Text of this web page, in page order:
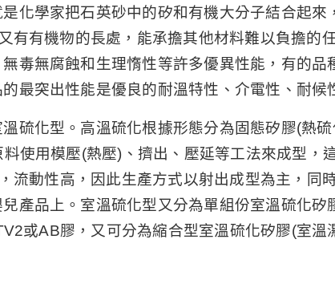
化學家把石英砂中的矽和有機大分子結合起來
有有機物的長處，能承擔其他材料難以負擔的
毒無腐蝕和生理惰性等許多優異性能，有的
最突出性能是優良的耐溫特性、介電性、耐候
硫化型。高溫硫化根據形態分為固態矽膠(熱
使用模壓(熱壓)、擠出、壓延等工法來成型，
流動性高，因此生產方式以射出成型為主，同
產品上。室溫硫化型又分為單組份室溫硫化
或AB膠，又可分為縮合型室溫硫化矽膠(室溫